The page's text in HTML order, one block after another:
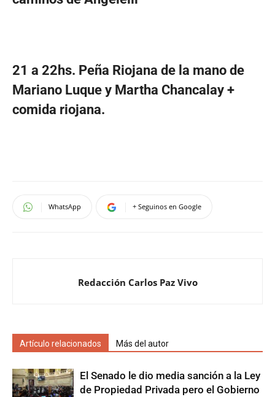
21 a 22hs. Peña Riojana de la mano de
Mariano Luque y Martha Chancalay +
comida riojana.
WhatsApp + Seguinos en Google
Redacción Carlos Paz Vivo
Artículo relacionados Más del autor
El Senado le dio media sanción a la Ley
de Propiedad Privada pero el Gobierno